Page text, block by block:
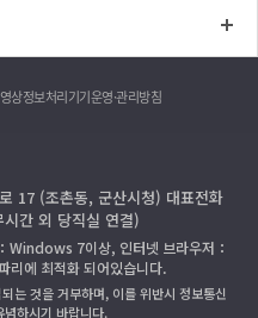
영상정보처리기기운영·관리방침
17 (조촌동, 군산시청) 대표전화
간 외 당직실 연결)
Windows 7이상, 인터넷 브라우저：
리에 최적화 되어있습니다.
는 것을 거부하며, 이를 위반시 정보통신
하시기 바랍니다.